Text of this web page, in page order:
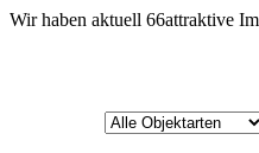
Wir haben aktuell 66attraktive